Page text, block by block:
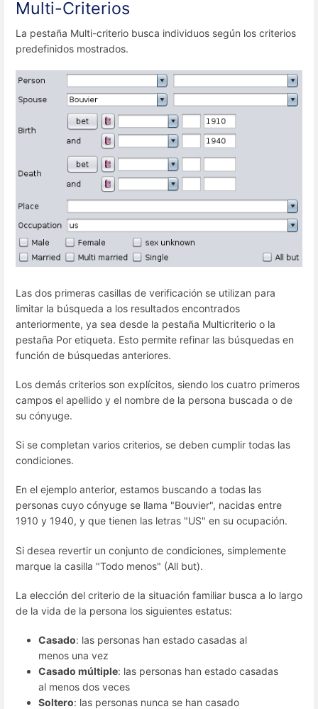
Multi-Criterios
La pestaña Multi-criterio busca individuos según los criterios
predefinidos mostrados.
Las dos primeras casillas de verificación se utilizan para
limitar la búsqueda a los resultados encontrados
anteriormente, ya sea desde la pestaña Multicriterio o la
pestaña Por etiqueta. Esto permite refinar las búsquedas en
función de búsquedas anteriores.
Los demás criterios son explícitos, siendo los cuatro primeros
campos el apellido y el nombre de la persona buscada o de
su cónyuge.
Si se completan varios criterios, se deben cumplir todas las
condiciones.
En el ejemplo anterior, estamos buscando a todas las
personas cuyo cónyuge se llama "Bouvier", nacidas entre
1910 y 1940, y que tienen las letras "US" en su ocupación.
Si desea revertir un conjunto de condiciones, simplemente
marque la casilla "Todo menos" (All but).
La elección del criterio de la situación familiar busca a lo largo
de la vida de la persona los siguientes estatus:
Casado: las personas han estado casadas al
menos una vez
Casado múltiple: las personas han estado casadas
al menos dos veces
Soltero: las personas nunca se han casado